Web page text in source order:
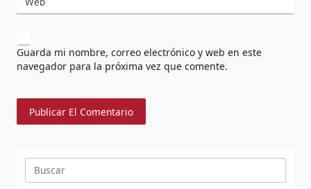
Guarda mi nombre, correo electrónico y web en este
navegador para la próxima vez que comente.
Buscar: